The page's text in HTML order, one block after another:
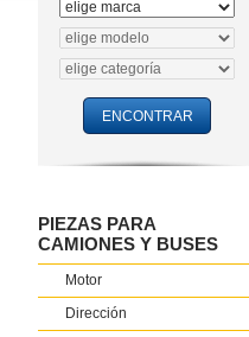
PIEZAS PARA
CAMIONES Y BUSES
Motor
Dirección